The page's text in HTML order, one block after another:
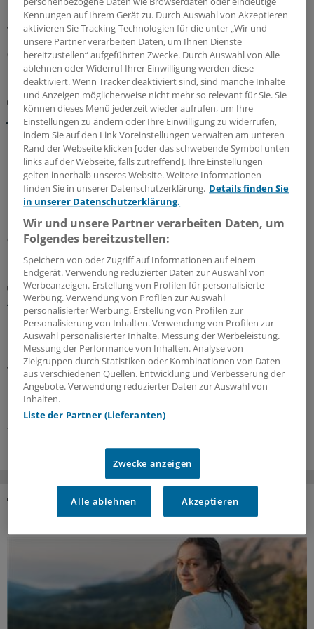
Impfungen bei Kindern vor einer Reise nach Asien. Und
welche Rolle spielt die Injektionsstelle?
07.08.2026
Keine Alternative verfügbar
Japanische Enzephalitis: Lieferengpass bei
Impfstoff
Bis Ende September ist mit einem Lieferengpass bei
Ixiaro®zu rechnen. Es handelt sich um die einzige in
Deutschland zum Schutz vor der Japanischen
Enzephalitis zugelassene Vakzine. Welche Möglichkeiten
haben Ärzte nun?
04.08.2026
Praxis-Tipps
Ältere Menschen auf Reisen: Weshalb das
Blutdruckmittel gern mal reduziert werden darf
Im Interview erklärt Tropenmediziner Tomas Jelinek, was
bei Reiseimpfungen für ältere Menschen zu beachten ist,
warum der Blutdruck im Urlaub lieber ein klein wenig
höher sein sollte, und weshalb die Reiseberatung für die
Durchimpfungsrate so wichtig ist.
24.07.2026
DAS KÖNNTE SIE AUCH INTERESSIEREN
Kennungen auf Ihrem Gerät zu. Durch Auswahl von Akzeptieren
aktivieren Sie Tracking-Technologien für die unter „Wir und
unsere Partner verarbeiten Daten, um Ihnen Dienste
bereitzustellen“ aufgeführten Zwecke. Durch Auswahl von Alle
ablehnen oder Widerruf Ihrer Einwilligung werden diese
deaktiviert. Wenn Tracker deaktiviert sind, sind manche Inhalte
und Anzeigen möglicherweise nicht mehr so relevant für Sie. Sie
können dieses Menü jederzeit wieder aufrufen, um Ihre
Einstellungen zu ändern oder Ihre Einwilligung zu widerrufen,
indem Sie auf den Link Voreinstellungen verwalten am unteren
Rand der Webseite klicken [oder das schwebende Symbol unten
links auf der Webseite, falls zutreffend]. Ihre Einstellungen
gelten innerhalb unseres Website. Weitere Informationen
finden Sie in unserer Datenschutzerklärung. Details finden Sie
in unserer Datenschutzerklärung.
Wir und unsere Partner verarbeiten Daten, um
Folgendes bereitzustellen:
Speichern von oder Zugriff auf Informationen auf einem
Endgerät. Verwendung reduzierter Daten zur Auswahl von
Werbeanzeigen. Erstellung von Profilen für personalisierte
Werbung. Verwendung von Profilen zur Auswahl
personalisierter Werbung. Erstellung von Profilen zur
Personalisierung von Inhalten. Verwendung von Profilen zur
Auswahl personalisierter Inhalte. Messung der Werbeleistung.
Messung der Performance von Inhalten. Analyse von
Zielgruppen durch Statistiken oder Kombinationen von Daten
aus verschiedenen Quellen. Entwicklung und Verbesserung der
Angebote. Verwendung reduzierter Daten zur Auswahl von
Inhalten.
Liste der Partner (Lieferanten)
Zwecke anzeigen
Alle ablehnen Akzeptieren